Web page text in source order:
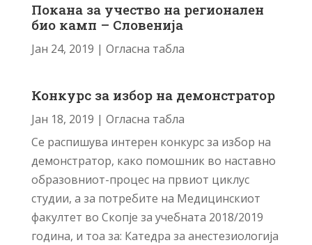
Покана за учество на регионален
био камп – Словенија
Јан 24, 2019 | Огласна табла
Конкурс за избор на демонстратор
Јан 18, 2019 | Огласна табла
Се распишува интерен конкурс за избор на
демонстратор, како помошник во наставно
образовниот-процес на првиот циклус
студии, а за потребите на Медицинскиот
факултет во Скопје за учебната 2018/2019
година, и тоа за: Катедра за анестезиологија